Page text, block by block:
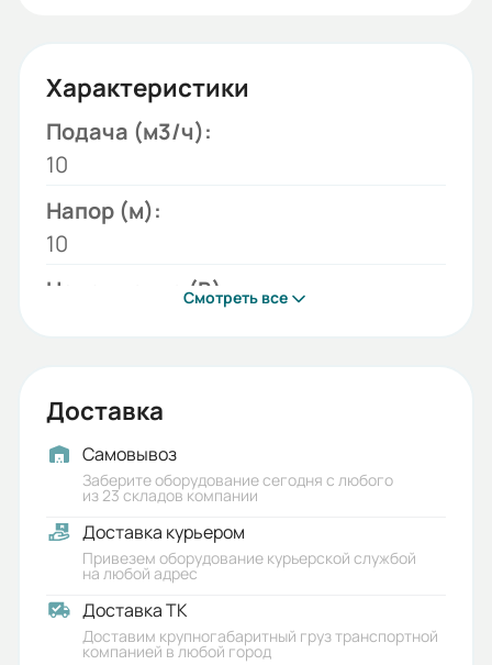
Характеристики
Подача (м3/ч):
10
Напор (м):
10
Напряжение (В):
ГНОМ-М
Мощность двигателя (кВт):
0,75
Бренд:
ESQ
Номинальный ток (А):
Смотреть все
Доставка
Самовывоз
Заберите оборудование сегодня с любого
из 23 складов компании
Доставка курьером
Привезем оборудование курьерской службой
на любой адрес
Доставка ТК
Доставим крупногабаритный груз транспортной
компанией в любой город